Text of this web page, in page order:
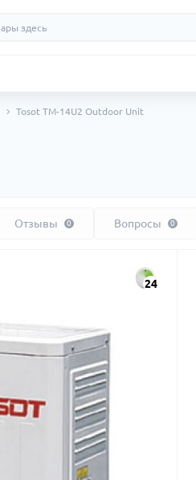
Tosot TM-14U2 Outdoor Unit
Отзывы 0 Вопросы 0
24